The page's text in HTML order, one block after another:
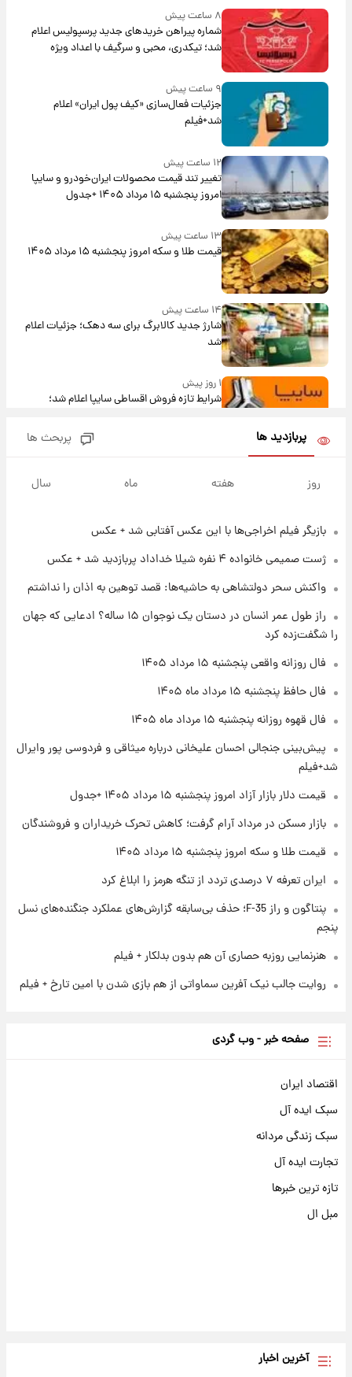
۸ ساعت پیش
شماره پیراهن خریدهای جدید پرسپولیس اعلام
شد؛ تیکدری، محبی و سرگیف با اعداد ویژه
۹ ساعت پیش
جزئیات فعال‌سازی «کیف پول ایران» اعلام
شد+فیلم
۱۲ ساعت پیش
تغییر تند قیمت محصولات ایران‌خودرو و سایپا
امروز پنجشنبه ۱۵ مرداد ۱۴۰۵ +جدول
۱۳ ساعت پیش
قیمت طلا و سکه امروز پنجشنبه ۱۵ مرداد ۱۴۰۵
۱۴ ساعت پیش
شارژ جدید کالابرگ برای سه دهک؛ جزئیات اعلام
شد
۱ روز پیش
شرایط تازه فروش اقساطی سایپا اعلام شد؛
قیمت سکه و طلا فردا
۲۰ ساعت پیش
فال قهوه روزانه پنجشنبه ۱۵ مرداد ماه ۱۴۰۵
فال روزانه واقعی پنجشنبه ۱۵ مرداد ۱۴۰۵
۱ روز پیش
۱ روز پیش
نام خودرو، مبلغ پیش پرداخت و زمان تحویل |
سود مشارکت چند درصد است؟
پربازدید ها پربحث ها
روز هفته ماه سال
بازیگر فیلم اخراجی‌ها با این عکس آفتابی شد + عکس
ژست صمیمی خانواده ۴ نفره شیلا خداداد پربازدید شد + عکس
واکنش سحر دولتشاهی به حاشیه‌ها: قصد توهین به اذان را نداشتم
راز طول عمر انسان در دستان یک نوجوان ۱۵ ساله؟ ادعایی که جهان
را شگفت‌زده کرد
فال روزانه واقعی پنجشنبه ۱۵ مرداد ۱۴۰۵
فال حافظ پنجشنبه ۱۵ مرداد ماه ۱۴۰۵
فال قهوه روزانه پنجشنبه ۱۵ مرداد ماه ۱۴۰۵
پیش‌بینی جنجالی احسان علیخانی درباره میثاقی و فردوسی پور وایرال
شد+فیلم
قیمت دلار بازار آزاد امروز پنجشنبه ۱۵ مرداد ۱۴۰۵ +جدول
بازار مسکن در مرداد آرام گرفت؛ کاهش تحرک خریداران و فروشندگان
قیمت طلا و سکه امروز پنجشنبه ۱۵ مرداد ۱۴۰۵
ایران تعرفه ۷ درصدی تردد از تنگه هرمز را ابلاغ کرد
پنتاگون و راز F-35؛ حذف بی‌سابقه گزارش‌های عملکرد جنگنده‌های نسل
پنجم
هنرنمایی روزبه حصاری آن هم بدون بدلکار + فیلم
روایت جالب نیک آفرین سماواتی از هم بازی شدن با امین تارخ + فیلم
صفحه خبر - وب گردی
اقتصاد ایران
سبک ایده آل
سبک زندگی مردانه
تجارت ایده آل
تازه ترین خبرها
مبل ال
آخرین اخبار